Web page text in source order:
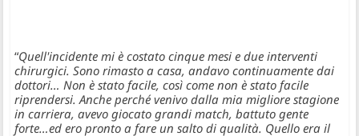
“Quell'incidente mi è costato cinque mesi e due interventi
chirurgici. Sono rimasto a casa, andavo continuamente dai
dottori… Non è stato facile, così come non è stato facile
riprendersi. Anche perché venivo dalla mia migliore stagione
in carriera, avevo giocato grandi match, battuto gente
forte…ed ero pronto a fare un salto di qualità. Quello era il